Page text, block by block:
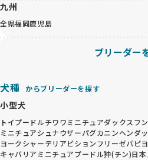
九州
全県福岡鹿児島
ブリーダー
犬種 からブリーダーを探す
小型犬
トイプードルチワワミニチュアダックスフ
ミニチュアシュナウザーパグカニンヘンダ
ヨークシャーテリアビションフリーゼパピ
キャバリア ミニチュアプードル狆(チン)日